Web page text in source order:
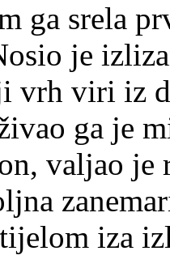
srela prvi
je
vrh viri iz
ga je
valjao je
iza